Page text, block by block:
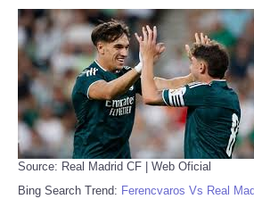
Source: Real Madrid CF | Web Oficial
Bing Search Trend: Ferencvaros Vs Real